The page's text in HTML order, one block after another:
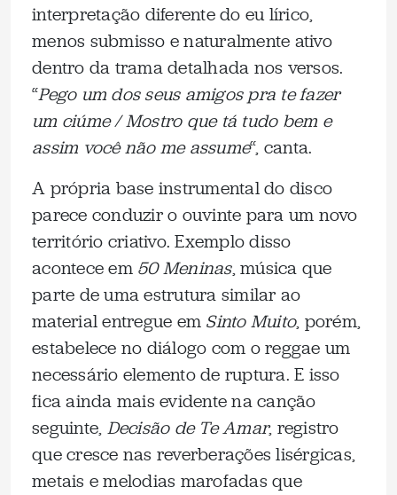
interpretação diferente do eu lírico,
menos submisso e naturalmente ativo
dentro da trama detalhada nos versos.
“Pego um dos seus amigos pra te fazer
um ciúme / Mostro que tá tudo bem e
assim você não me assume“, canta.
A própria base instrumental do disco
parece conduzir o ouvinte para um novo
território criativo. Exemplo disso
acontece em 50 Meninas, música que
parte de uma estrutura similar ao
material entregue em Sinto Muito, porém,
estabelece no diálogo com o reggae um
necessário elemento de ruptura. E isso
fica ainda mais evidente na canção
seguinte, Decisão de Te Amar, registro
que cresce nas reverberações lisérgicas,
metais e melodias marofadas que